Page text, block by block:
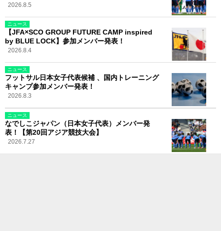
2026.8.5
ニュース
【JFA×SCO GROUP FUTURE CAMP inspired
by BLUE LOCK】参加メンバー発表！
2026.8.4
ニュース
フットサル日本女子代表候補 、国内トレーニング
キャンプ参加メンバー発表！
2026.8.3
ニュース
なでしこジャパン（日本女子代表）メンバー発
表！【第20回アジア競技大会】
2026.7.27